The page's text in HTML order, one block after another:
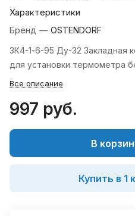
Характеристики
Бренд — OSTENDORF
ЗК4-1-6-95 Ду-32 Закладная
для установки термометра
Все описание
997 руб.
В
Купить в 1